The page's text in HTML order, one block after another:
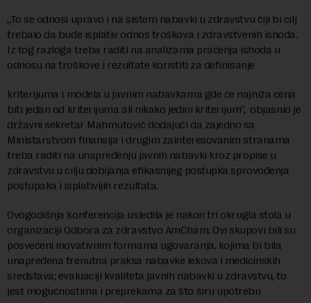
„To se odnosi upravo i na sistem nabavki u zdravstvu čiji bi cilj
trebalo da bude isplativ odnos troškova i zdravstvenih ishoda.
Iz tog razloga treba raditi na analizama praćenja ishoda u
odnosu na troškove i rezultate koristiti za definisanje
kriterijuma i modela u javnim nabavkama gde će najniža cena
biti jedan od kriterijuma ali nikako jedini kriterijum“, objasnio je
državni sekretar Mahmutović dodajući da zajedno sa
Ministarstvom finansija i drugim zainteresovanim stranama
treba raditi na unapređenju javnih nabavki kroz propise u
zdravstvu u cilju dobijanja efikasnijeg postupka sprovođenja
postupaka i isplativijih rezultata.
Ovogodišnja konferencija usledila je nakon tri okrugla stola u
organizaciji Odbora za zdravstvo AmCham. Ovi skupovi bili su
posvećeni inovativnim formama ugovaranja, kojima bi bila
unapređena trenutna praksa nabavke lekova i medicinskih
sredstava; evaluaciji kvaliteta javnih nabavki u zdravstvu, to
jest mogućnostima i preprekama za što širu upotrebu